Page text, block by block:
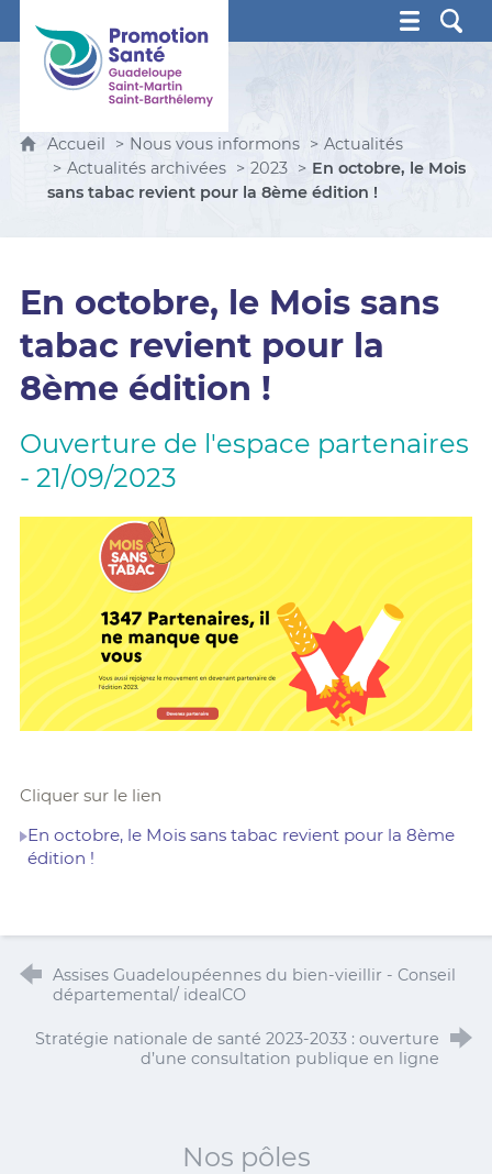
Promotion Santé Guadeloupe, Saint-Martin, Saint
Accueil Nous vous informons
Actualités
Actualités archivées
2023
En octobre, le Mois
sans tabac revient pour la 8ème édition !
En octobre, le Mois sans
tabac revient pour la
8ème édition !
Ouverture de l'espace partenaires
- 21/09/2023
Cliquer sur le lien
En octobre, le Mois sans tabac revient pour la 8ème
édition !
Assises Guadeloupéennes du bien-vieillir - Conseil
départemental/ idealCO
Stratégie nationale de santé 2023-2033 : ouverture
d’une consultation publique en ligne
Nos pôles